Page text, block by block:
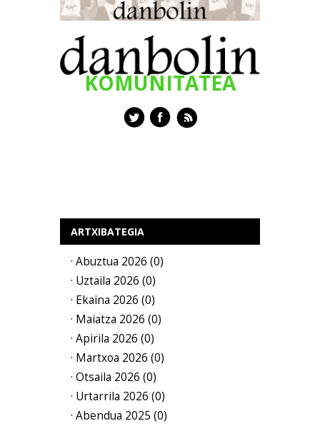
KOMUNITATEA
ARTXIBATEGIA
· Abuztua 2026 (0)
· Uztaila 2026 (0)
· Ekaina 2026 (0)
· Maiatza 2026 (0)
· Apirila 2026 (0)
· Martxoa 2026 (0)
· Otsaila 2026 (0)
· Urtarrila 2026 (0)
· Abendua 2025 (0)